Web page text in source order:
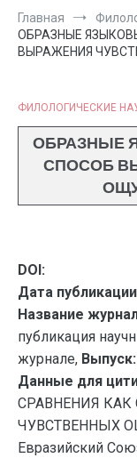
Главная
ОБРАЗНЫЕ
ВЫРАЖЕНИЯ
ФИЛОЛОГИЧЕСКИЕ
ОБРАЗНЫЕ
СПОСОБ
DOI:
Дата
Название
публикация
журнале, Выпуск:
Данные для
СРАВНЕНИЯ
ЧУВСТВЕННЫХ
Евразийский